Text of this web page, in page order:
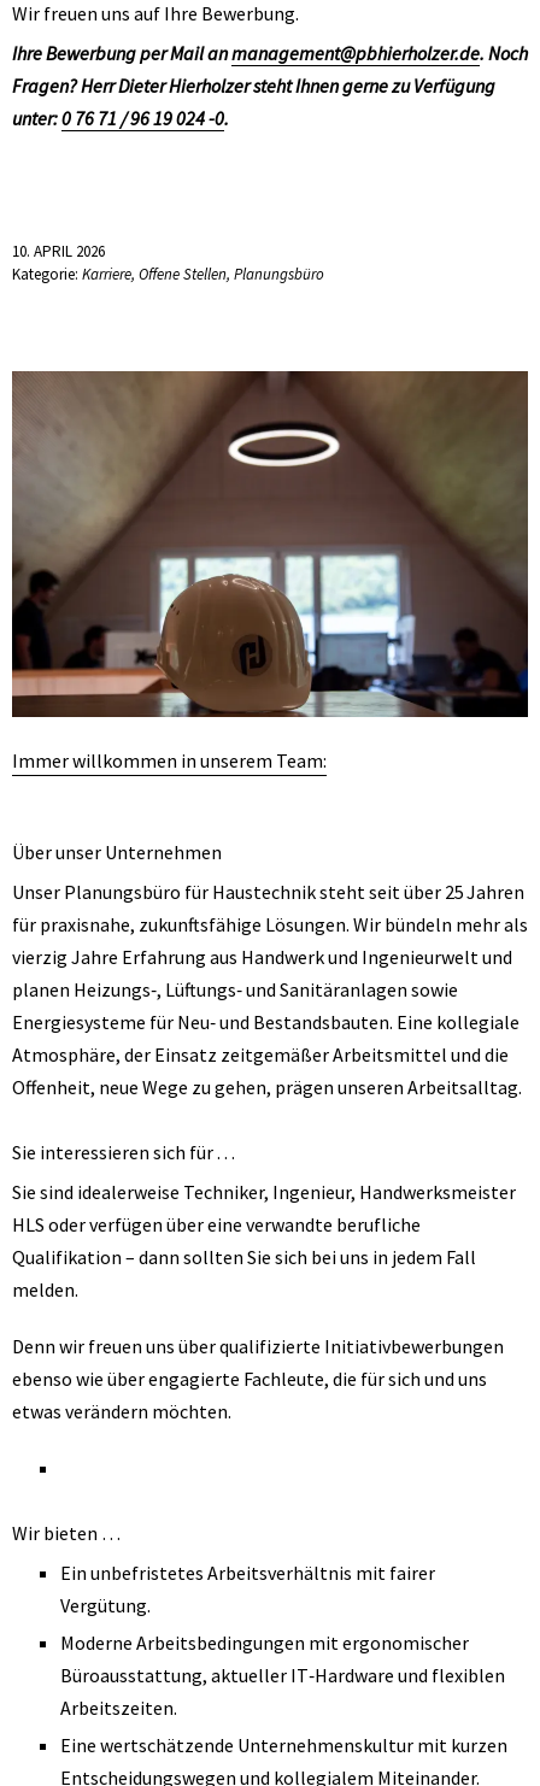
Wir freuen uns auf Ihre Bewerbung.
Ihre Bewerbung per Mail anmanagement@pbhierholzer.de. Noch
Fragen? Herr Dieter Hierholzer steht Ihnen gerne zu Verfügung
unter:0 76 71 / 96 19 024 -0.
10. APRIL 2026
Kategorie: Karriere, Offene Stellen, Planungsbüro
Immer willkommen in unserem Team:
Über unser Unternehmen
Unser Planungsbüro für Haustechnik steht seit über 25 Jahren
für praxisnahe, zukunftsfähige Lösungen. Wir bündeln mehr als
vierzig Jahre Erfahrung aus Handwerk und Ingenieurwelt und
planen Heizungs‑, Lüftungs‑ und Sanitäranlagen sowie
Energiesysteme für Neu‑ und Bestandsbauten. Eine kollegiale
Atmosphäre, der Einsatz zeitgemäßer Arbeitsmittel und die
Offenheit, neue Wege zu gehen, prägen unseren Arbeitsalltag.
Sie interessieren sich für …
Sie sind idealerweise Techniker, Ingenieur, Handwerksmeister
HLS oder verfügen über eine verwandte berufliche
Qualifikation – dann sollten Sie sich bei uns in jedem Fall
melden.
Denn wir freuen uns über qualifizierte Initiativbewerbungen
ebenso wie über engagierte Fachleute, die für sich und uns
etwas verändern möchten.
Wir bieten …
Ein unbefristetes Arbeitsverhältnis mit fairer
Vergütung.
Moderne Arbeitsbedingungen mit ergonomischer
Büroausstattung, aktueller IT‑Hardware und flexiblen
Arbeitszeiten.
Eine wertschätzende Unternehmenskultur mit kurzen
Entscheidungswegen und kollegialem Miteinander.